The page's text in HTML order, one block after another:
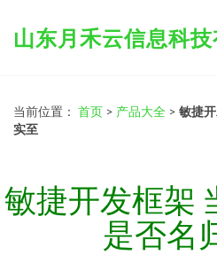
山东月禾云信息科
当前位置： 首页 > 产品大全 > 敏捷
实至
敏捷开发框架
是否名